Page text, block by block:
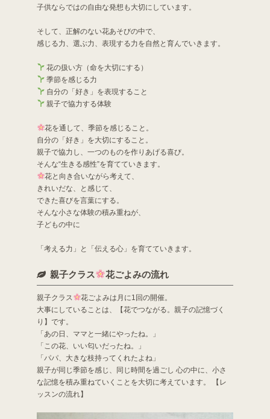
子供ならではの自由な発想も大切にしています。
そして、正解のない花あそびの中で、
感じる力、選ぶ力、表現する力を自然と育んでいきます。
花の扱い方（命を大切にする）
季節を感じる力
自分の「好き」を表現すること
親子で協力する体験
花を通して、季節を感じること。
自分の「好き」を大切にすること。
親子で協力し、一つのものを作りあげる喜び。
そんな“生きる感性”を育てていきます。
花と向き合いながら考えて、
きれいだな、と感じて、
できた喜びを言葉にする。
そんな小さな体験の積み重ねが、
子どもの中に
「考える力」と「伝える心」を育てていきます。
親子クラス 花ごよみの流れ
親子クラス
花ごよみは月に1回の開催。
大事にしていることは、【花でつながる。親子の記憶づく
り】です。
「あの日、ママと一緒にやったね。」
「この花、いい匂いだったね。」
「パパ、大きな枝持ってくれたよね」
親子が同じ季節を感じ、同じ時間を過ごし 心の中に、小さ
な記憶を積み重ねていくことを大切に考えています。 【レ
ッスンの流れ】